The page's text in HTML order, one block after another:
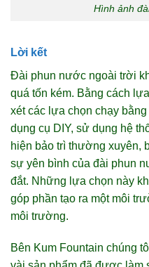
Hình ảnh
Lời kết
Đài phun nước ngoài trời
quá tốn kém. Bằng cách
xét các lựa chọn chạy
dụng cụ DIY, sử dụng hệ
hiện bảo trì thường xuyên,
sự yên bình của đài phun
đắt. Những lựa chọn này
góp phần tạo ra một môi
môi trường.
Bên Kum Fountain chúng